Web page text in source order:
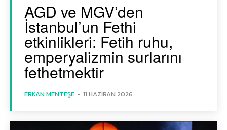
AGD ve MGV’den
İstanbul’un Fethi
etkinlikleri: Fetih ruhu,
emperyalizmin surlarını
fethetmektir
ERKAN MENTEŞE - 11 HAZIRAN 2026